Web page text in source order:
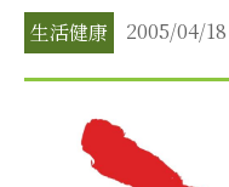
生活健康 2005/04/18